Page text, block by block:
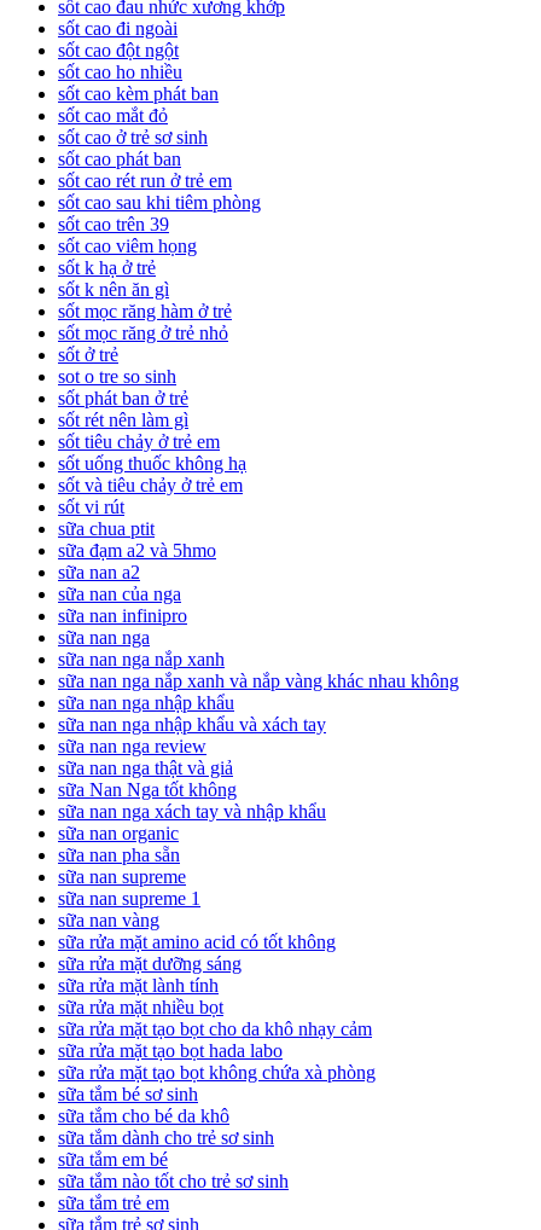
sốt cao đau nhức xương khớp
sốt cao đi ngoài
sốt cao đột ngột
sốt cao ho nhiều
sốt cao kèm phát ban
sốt cao mắt đỏ
sốt cao ở trẻ sơ sinh
sốt cao phát ban
sốt cao rét run ở trẻ em
sốt cao sau khi tiêm phòng
sốt cao trên 39
sốt cao viêm họng
sốt k hạ ở trẻ
sốt k nên ăn gì
sốt mọc răng hàm ở trẻ
sốt mọc răng ở trẻ nhỏ
sốt ở trẻ
sot o tre so sinh
sốt phát ban ở trẻ
sốt rét nên làm gì
sốt tiêu chảy ở trẻ em
sốt uống thuốc không hạ
sốt và tiêu chảy ở trẻ em
sốt vi rút
sữa chua ptit
sữa đạm a2 và 5hmo
sữa nan a2
sữa nan của nga
sữa nan infinipro
sữa nan nga
sữa nan nga nắp xanh
sữa nan nga nắp xanh và nắp vàng khác nhau không
sữa nan nga nhập khẩu
sữa nan nga nhập khẩu và xách tay
sữa nan nga review
sữa nan nga thật và giả
sữa Nan Nga tốt không
sữa nan nga xách tay và nhập khẩu
sữa nan organic
sữa nan pha sẵn
sữa nan supreme
sữa nan supreme 1
sữa nan vàng
sữa rửa mặt amino acid có tốt không
sữa rửa mặt dưỡng sáng
sữa rửa mặt lành tính
sữa rửa mặt nhiều bọt
sữa rửa mặt tạo bọt cho da khô nhạy cảm
sữa rửa mặt tạo bọt hada labo
sữa rửa mặt tạo bọt không chứa xà phòng
sữa tắm bé sơ sinh
sữa tắm cho bé da khô
sữa tắm dành cho trẻ sơ sinh
sữa tắm em bé
sữa tắm nào tốt cho trẻ sơ sinh
sữa tắm trẻ em
sữa tắm trẻ sơ sinh